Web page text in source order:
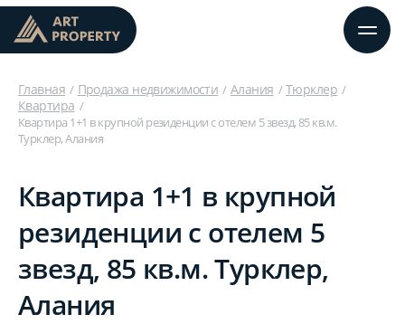
Главная Продажа недвижимости Алания
Тюрклер
Квартира
Квартира 1+1 в крупной резиденции с отелем 5 звезд, 85 кв.м.
Турклер, Алания
Квартира 1+1 в крупной
резиденции с отелем 5
звезд, 85 кв.м. Турклер,
Алания